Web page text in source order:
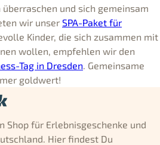
und sich gemeinsam
wir unser SPA-Paket für
Kinder, die sich zusammen mit
wollen, empfehlen wir den
Tag in Dresden . Gemeinsame
goldwert!
Shop für Erlebnisgeschenke und
Hier findest Du